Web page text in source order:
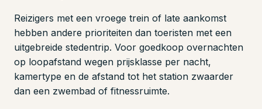
Reizigers met een vroege trein of late aankomst
hebben andere prioriteiten dan toeristen met een
uitgebreide stedentrip. Voor goedkoop overnachten
op loopafstand wegen prijsklasse per nacht,
kamertype en de afstand tot het station zwaarder
dan een zwembad of fitnessruimte.